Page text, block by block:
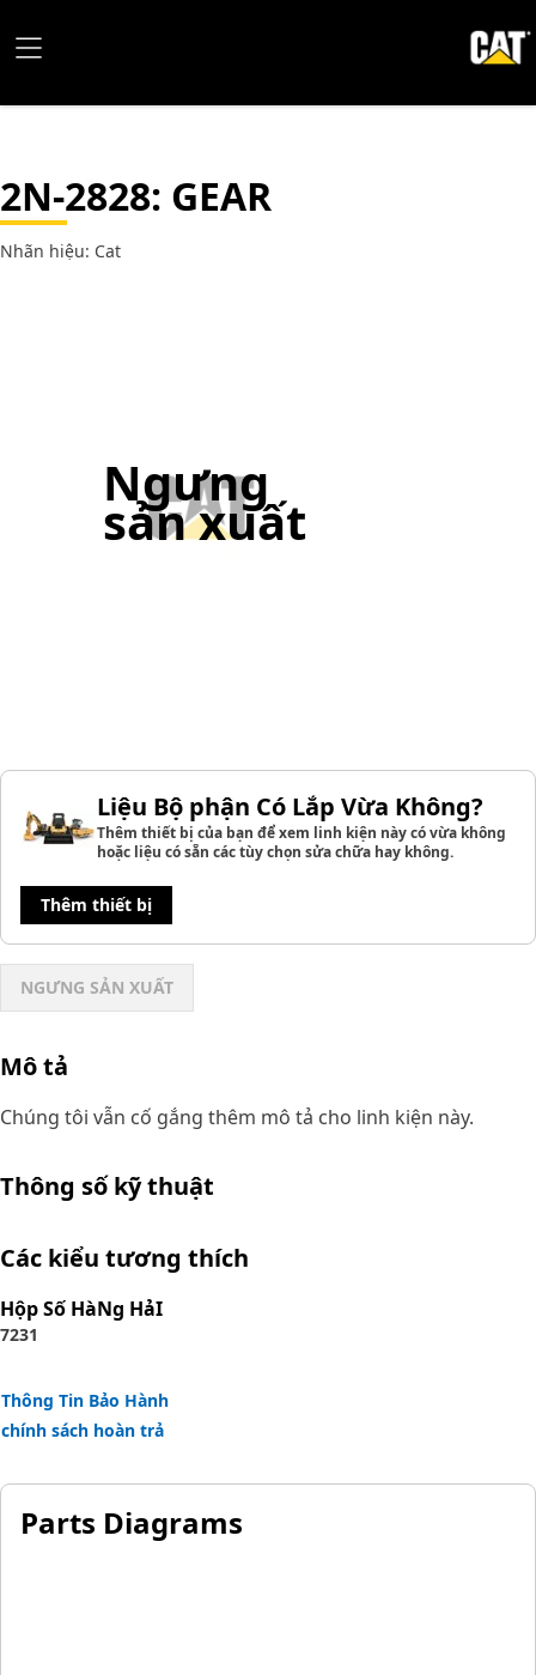
2N-2828: GEAR
Nhãn hiệu: Cat
Ngưng
sản xuất
Liệu Bộ phận Có Lắp Vừa Không?
Thêm thiết bị của bạn để xem linh kiện này có vừa không
hoặc liệu có sẵn các tùy chọn sửa chữa hay không.
Thêm thiết bị
NGƯNG SẢN XUẤT
Mô tả
Chúng tôi vẫn cố gắng thêm mô tả cho linh kiện này.
Thông số kỹ thuật
Các kiểu tương thích
Hộp Số HàNg HảI
7231
Thông Tin Bảo Hành
chính sách hoàn trả
Parts Diagrams